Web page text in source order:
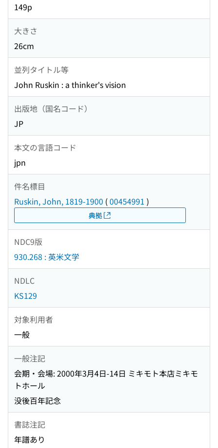
149p
大きさ
26cm
並列タイトル等
John Ruskin : a thinker's vision
出版地（国名コード）
JP
本文の言語コード
jpn
件名標目
Ruskin, John, 1819-1900 (00454991 )
典拠
NDC9版
930.268 : 英米文学
NDLC
KS129
対象利用者
一般
一般注記
会期・会場: 2000年3月4日-14日 ミキモト本店ミキモ
トホール
没後百年記念
書誌注記
年譜あり